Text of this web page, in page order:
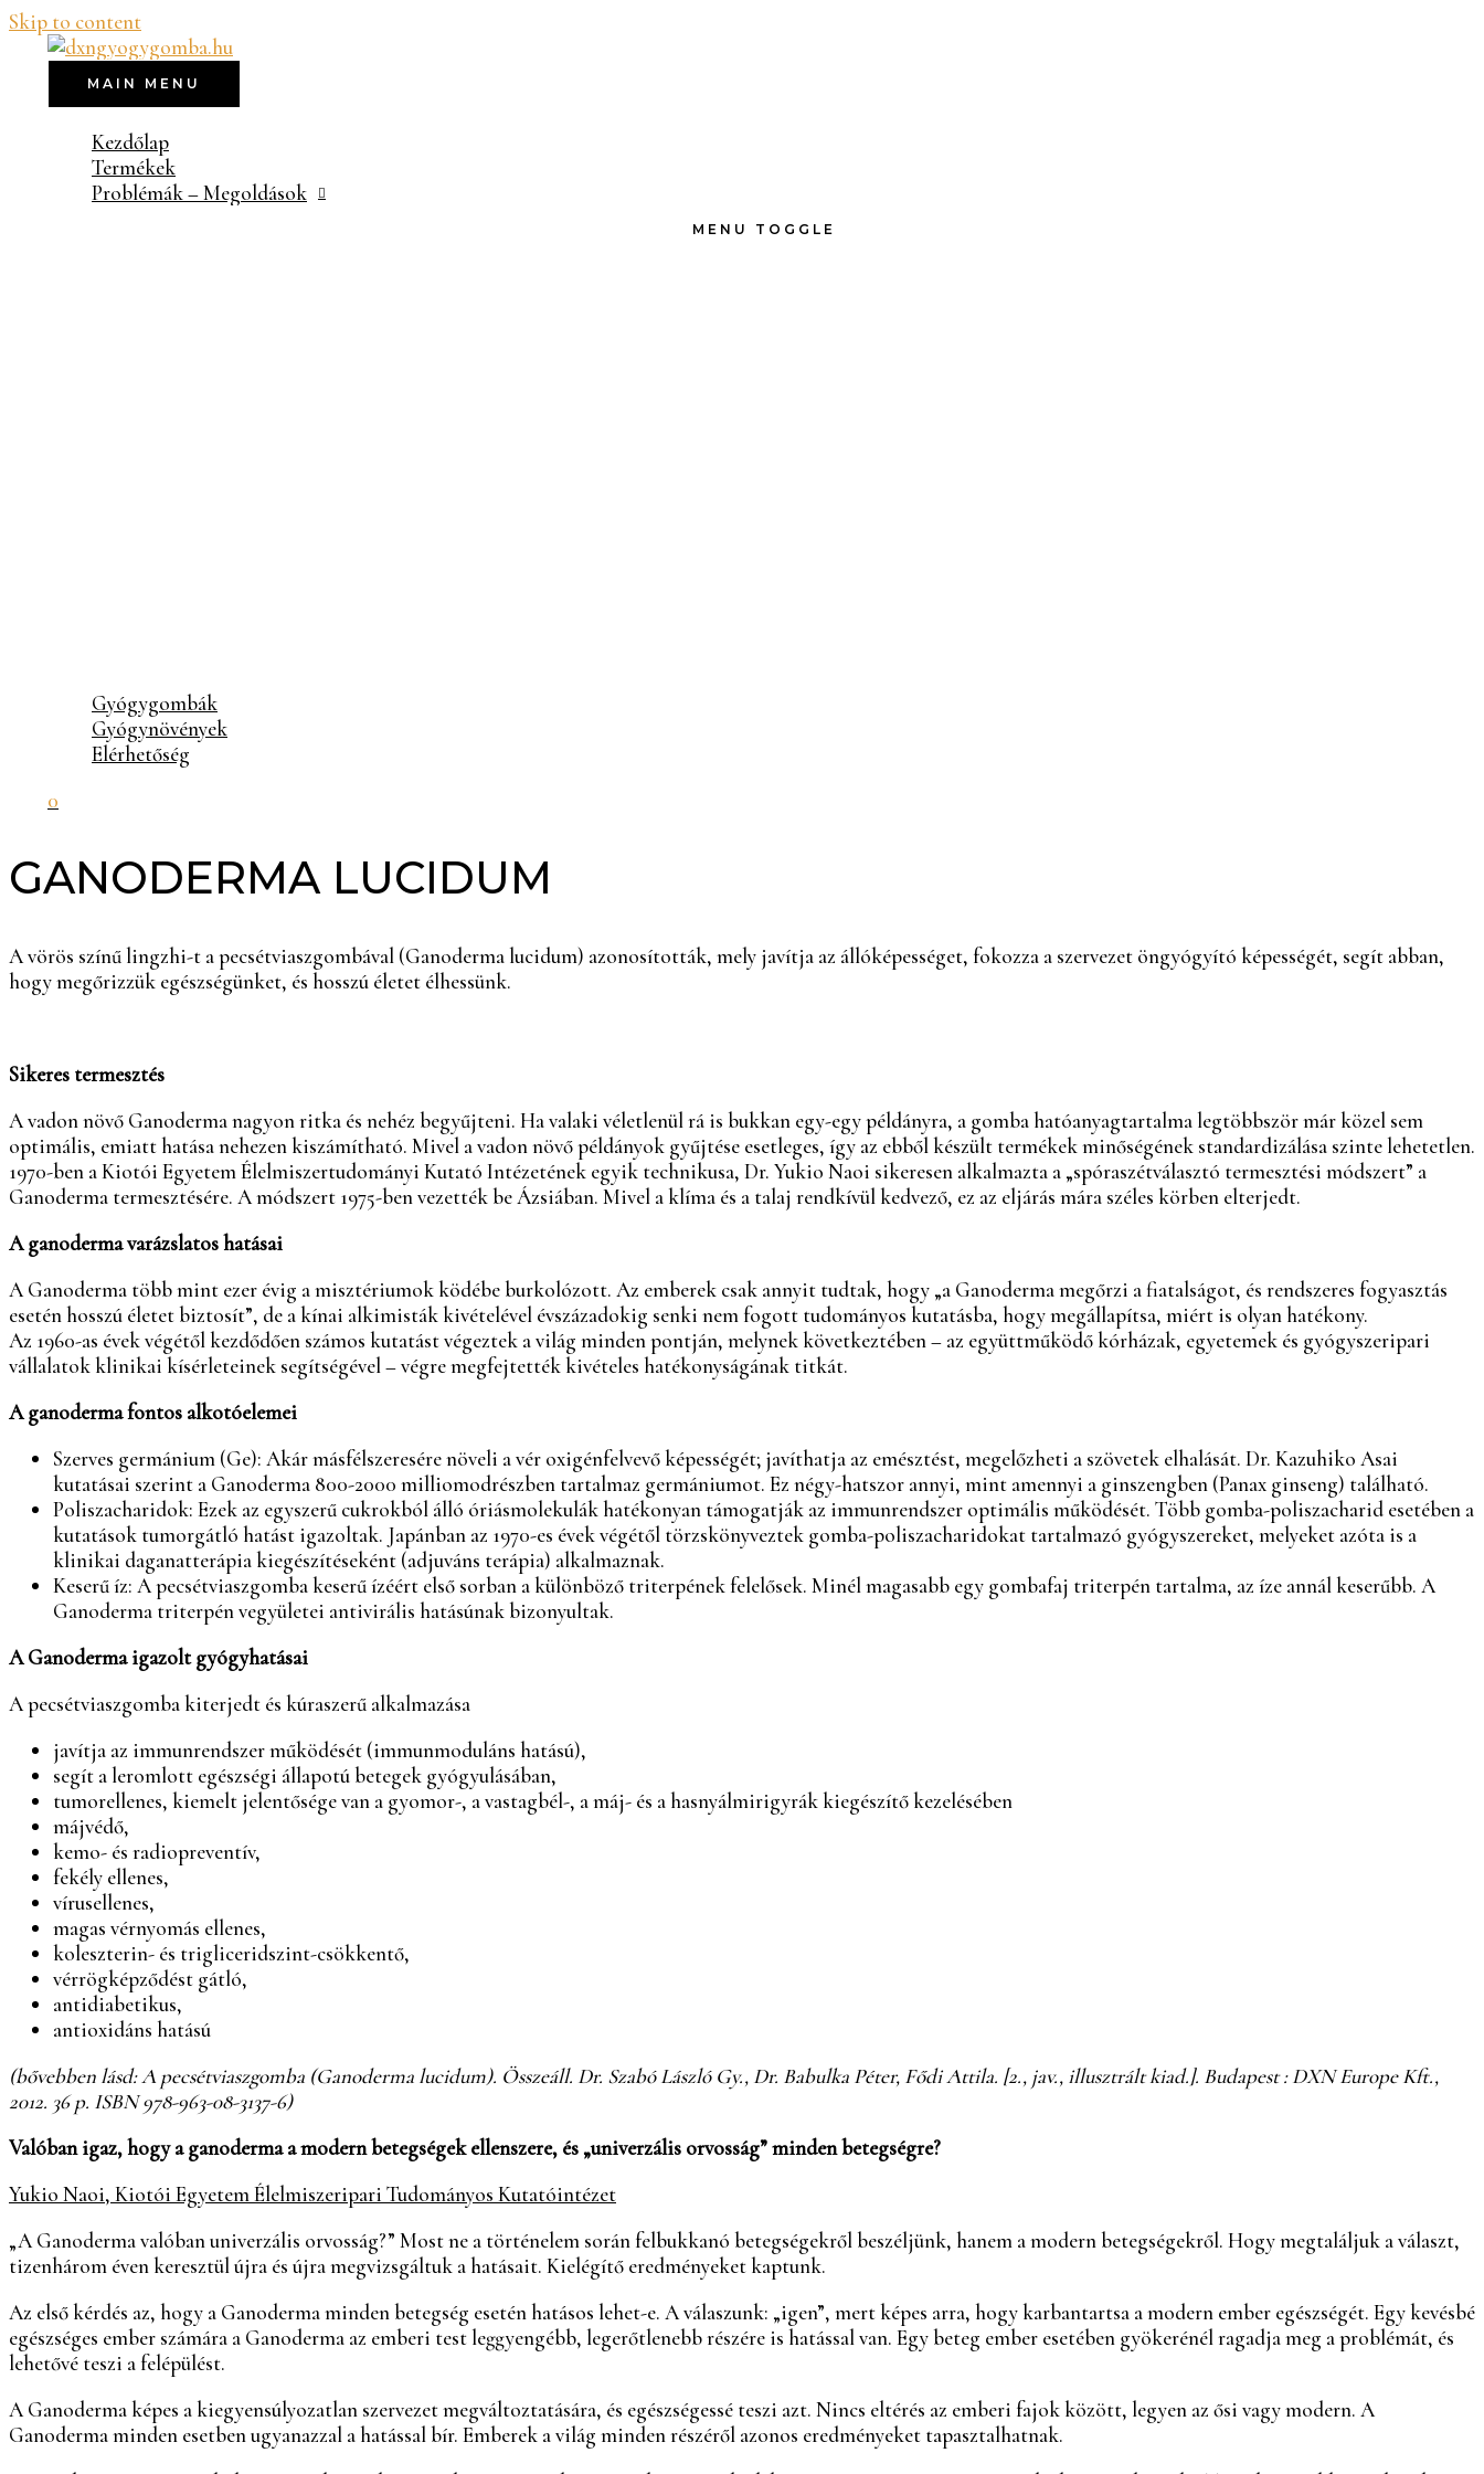
Skip to content
MAIN MENU
Kezdőlap
Termékek
Problémák – Megoldások
MENU TOGGLE
Gyógygombák
Gyógynövények
Elérhetőség
0
GANODERMA LUCIDUM
A vörös színű lingzhi-t a pecsétviaszgombával (Ganoderma lucidum) azonosították, mely javítja az állóképességet, fokozza a szervezet öngyógyító képességét, segít abban,
hogy megőrizzük egészségünket, és hosszú életet élhessünk.
Sikeres termesztés
A vadon növő Ganoderma nagyon ritka és nehéz begyűjteni. Ha valaki véletlenül rá is bukkan egy-egy példányra, a gomba hatóanyagtartalma legtöbbször már közel sem
optimális, emiatt hatása nehezen kiszámítható. Mivel a vadon növő példányok gyűjtése esetleges, így az ebből készült termékek minőségének standardizálása szinte lehetetlen.
1970-ben a Kiotói Egyetem Élelmiszertudományi Kutató Intézetének egyik technikusa, Dr. Yukio Naoi sikeresen alkalmazta a „spóraszétválasztó termesztési módszert” a
Ganoderma termesztésére. A módszert 1975-ben vezették be Ázsiában. Mivel a klíma és a talaj rendkívül kedvező, ez az eljárás mára széles körben elterjedt.
A ganoderma varázslatos hatásai
A Ganoderma több mint ezer évig a misztériumok ködébe burkolózott. Az emberek csak annyit tudtak, hogy „a Ganoderma megőrzi a fiatalságot, és rendszeres fogyasztás
esetén hosszú életet biztosít”, de a kínai alkimisták kivételével évszázadokig senki nem fogott tudományos kutatásba, hogy megállapítsa, miért is olyan hatékony.
Az 1960-as évek végétől kezdődően számos kutatást végeztek a világ minden pontján, melynek következtében – az együttműködő kórházak, egyetemek és gyógyszeripari
vállalatok klinikai kísérleteinek segítségével – végre megfejtették kivételes hatékonyságának titkát.
A ganoderma fontos alkotóelemei
Szerves germánium (Ge): Akár másfélszeresére növeli a vér oxigénfelvevő képességét; javíthatja az emésztést, megelőzheti a szövetek elhalását. Dr. Kazuhiko Asai
kutatásai szerint a Ganoderma 800-2000 milliomodrészben tartalmaz germániumot. Ez négy-hatszor annyi, mint amennyi a ginszengben (Panax ginseng) található.
Poliszacharidok: Ezek az egyszerű cukrokból álló óriásmolekulák hatékonyan támogatják az immunrendszer optimális működését. Több gomba-poliszacharid esetében a
kutatások tumorgátló hatást igazoltak. Japánban az 1970-es évek végétől törzskönyveztek gomba-poliszacharidokat tartalmazó gyógyszereket, melyeket azóta is a
klinikai daganatterápia kiegészítéseként (adjuváns terápia) alkalmaznak.
Keserű íz: A pecsétviaszgomba keserű ízéért első sorban a különböző triterpének felelősek. Minél magasabb egy gombafaj triterpén tartalma, az íze annál keserűbb. A
Ganoderma triterpén vegyületei antivirális hatásúnak bizonyultak.
A Ganoderma igazolt gyógyhatásai
A pecsétviaszgomba kiterjedt és kúraszerű alkalmazása
javítja az immunrendszer működését (immunmoduláns hatású),
segít a leromlott egészségi állapotú betegek gyógyulásában,
tumorellenes, kiemelt jelentősége van a gyomor-, a vastagbél-, a máj- és a hasnyálmirigyrák kiegészítő kezelésében
májvédő,
kemo- és radiopreventív,
fekély ellenes,
vírusellenes,
magas vérnyomás ellenes,
koleszterin- és trigliceridszint-csökkentő,
vérrögképződést gátló,
antidiabetikus,
antioxidáns hatású
(bővebben lásd: A pecsétviaszgomba (Ganoderma lucidum). Összeáll. Dr. Szabó László Gy., Dr. Babulka Péter, Fődi Attila. [2., jav., illusztrált kiad.]. Budapest : DXN Europe Kft.,
2012. 36 p. ISBN 978-963-08-3137-6)
Valóban igaz, hogy a ganoderma a modern betegségek ellenszere, és „univerzális orvosság” minden betegségre?
Yukio Naoi, Kiotói Egyetem Élelmiszeripari Tudományos Kutatóintézet
„A Ganoderma valóban univerzális orvosság?” Most ne a történelem során felbukkanó betegségekről beszéljünk, hanem a modern betegségekről. Hogy megtaláljuk a választ,
tizenhárom éven keresztül újra és újra megvizsgáltuk a hatásait. Kielégítő eredményeket kaptunk.
Az első kérdés az, hogy a Ganoderma minden betegség esetén hatásos lehet-e. A válaszunk: „igen”, mert képes arra, hogy karbantartsa a modern ember egészségét. Egy kevésbé
egészséges ember számára a Ganoderma az emberi test leggyengébb, legerőtlenebb részére is hatással van. Egy beteg ember esetében gyökerénél ragadja meg a problémát, és
lehetővé teszi a felépülést.
A Ganoderma képes a kiegyensúlyozatlan szervezet megváltoztatására, és egészségessé teszi azt. Nincs eltérés az emberi fajok között, legyen az ősi vagy modern. A
Ganoderma minden esetben ugyanazzal a hatással bír. Emberek a világ minden részéről azonos eredményeket tapasztalhatnak.